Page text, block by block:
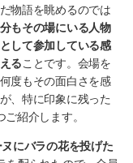
物語を眺めるのでは
もその場にいる人物
して参加している感
ることです。会場を
度もその面白さを感
、特に印象に残った
ご紹介します。
にバラの花を投げた